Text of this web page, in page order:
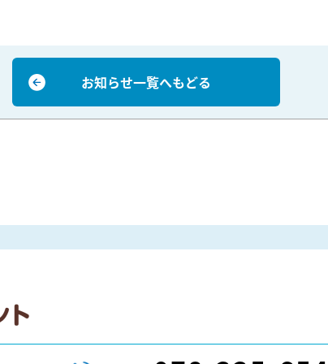
お知らせ一覧へもどる